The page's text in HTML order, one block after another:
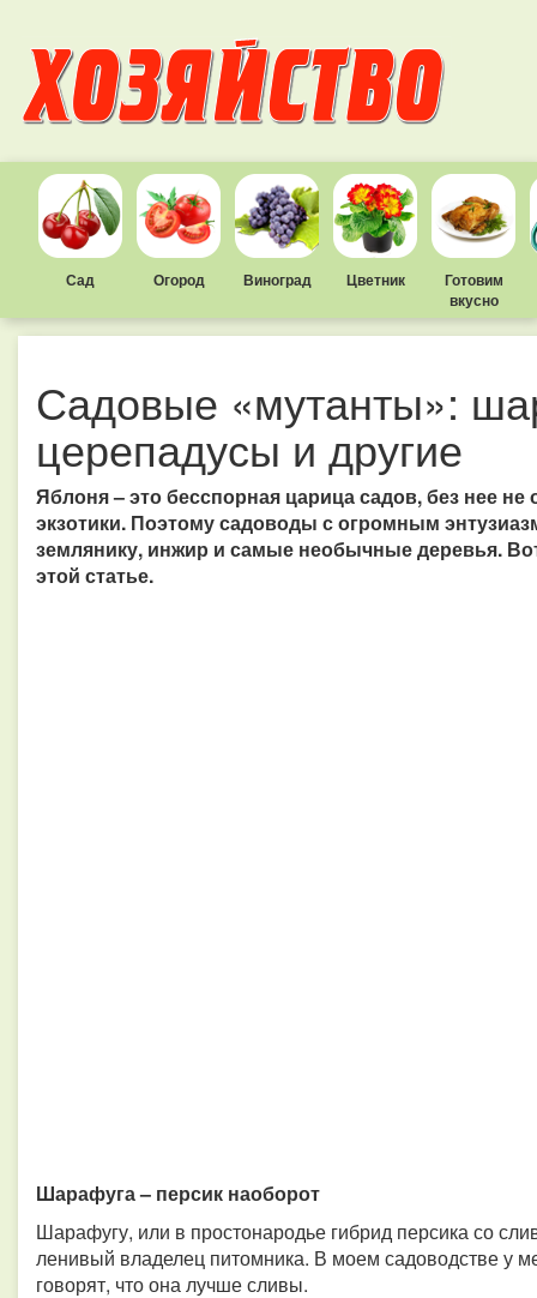
Сад Огород Виноград Цветник
Готовим
вкусно
Садовые «мутанты»:
церепадусы и другие
Яблоня – это бесспорная царица садов, без нее
экзотики. Поэтому садоводы с огромным
землянику, инжир и самые необычные деревья.
этой статье.
Шарафуга – персик наоборот
Шарафугу, или в простонародье гибрид персика со
ленивый владелец питомника. В моем садоводстве у
говорят, что она лучше сливы.